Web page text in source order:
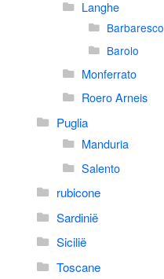
Langhe
Barbaresco
Barolo
Monferrato
Roero Arneis
Puglia
Manduria
Salento
rubicone
Sardinië
Sicilië
Toscane